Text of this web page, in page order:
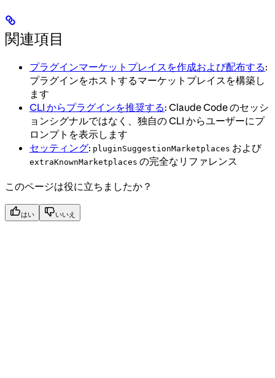
関連項目
プラグインマーケットプレイスを作成および配布する:
プラグインをホストするマーケットプレイスを構築し
ます
CLI からプラグインを推奨する: Claude Code のセッシ
ョンシグナルではなく、独自の CLI からユーザーにプ
ロンプトを表示します
セッティング: pluginSuggestionMarketplaces および
extraKnownMarketplaces の完全なリファレンス
このページは役に立ちましたか？
はい いいえ